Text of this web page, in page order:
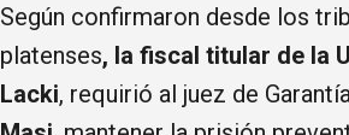
Según confirmaron desde los
platenses, la fiscal titular de la
Lacki, requirió al juez de